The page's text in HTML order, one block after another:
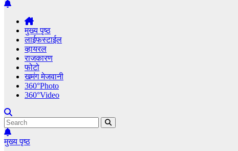
मुख्य पृष्ठ
लाईफस्टाईल
व्हायरल
राजकारण
फोटो
खमंग मेजवानी
360°Photo
360°Video
मुख्य पृष्ठ